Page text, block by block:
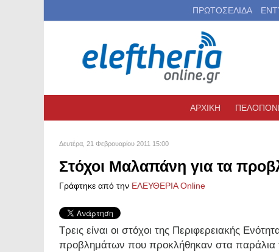
ΠΡΩΤΟΣΕΛΙΔΑ
ΑΡΧΙΚΗ
Δευτέρα, 21 Φεβρουαρίου 2011 15:00
Στόχοι Μαλαπάνη για τα
Γράφτηκε από την ΕΛΕΥΘΕΡΙΑ Online
Τρεις είναι οι στόχοι της Περιφερειακής
προβλημάτων που προκλήθηκαν στα